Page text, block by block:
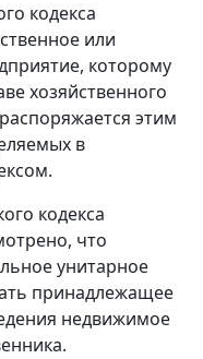
кодекса
или
которому
хозяйственного
этим
в
.
кодекса
что
унитарное
принадлежащее
недвижимое